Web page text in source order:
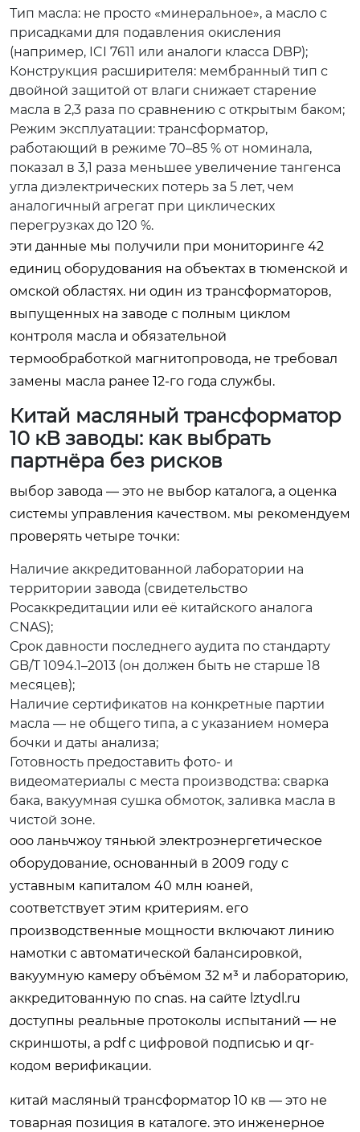
Тип масла: не просто «минеральное», а масло с
присадками для подавления окисления
(например, ICI 7611 или аналоги класса DBP);
Конструкция расширителя: мембранный тип с
двойной защитой от влаги снижает старение
масла в 2,3 раза по сравнению с открытым баком;
Режим эксплуатации: трансформатор,
работающий в режиме 70–85 % от номинала,
показал в 3,1 раза меньшее увеличение тангенса
угла диэлектрических потерь за 5 лет, чем
аналогичный агрегат при циклических
перегрузках до 120 %.
эти данные мы получили при мониторинге 42
единиц оборудования на объектах в тюменской и
омской областях. ни один из трансформаторов,
выпущенных на заводе с полным циклом
контроля масла и обязательной
термообработкой магнитопровода, не требовал
замены масла ранее 12-го года службы.
Китай масляный трансформатор
10 кВ заводы: как выбрать
партнёра без рисков
выбор завода — это не выбор каталога, а оценка
системы управления качеством. мы рекомендуем
проверять четыре точки:
Наличие аккредитованной лаборатории на
территории завода (свидетельство
Росаккредитации или её китайского аналога
CNAS);
Срок давности последнего аудита по стандарту
GB/T 1094.1–2013 (он должен быть не старше 18
месяцев);
Наличие сертификатов на конкретные партии
масла — не общего типа, а с указанием номера
бочки и даты анализа;
Готовность предоставить фото- и
видеоматериалы с места производства: сварка
бака, вакуумная сушка обмоток, заливка масла в
чистой зоне.
ооо ланьчжоу тяньюй электроэнергетическое
оборудование, основанный в 2009 году с
уставным капиталом 40 млн юаней,
соответствует этим критериям. его
производственные мощности включают линию
намотки с автоматической балансировкой,
вакуумную камеру объёмом 32 м³ и лабораторию,
аккредитованную по cnas. на сайте lztydl.ru
доступны реальные протоколы испытаний — не
скриншоты, а pdf с цифровой подписью и qr-
кодом верификации.
китай масляный трансформатор 10 кв — это не
товарная позиция в каталоге. это инженерное